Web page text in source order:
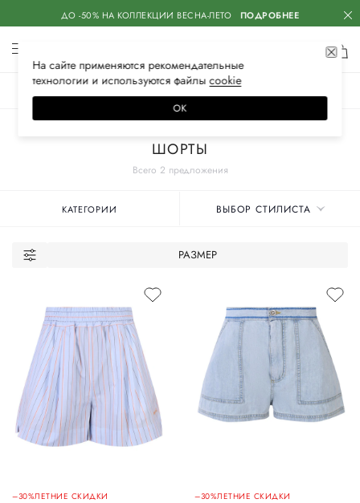
ДО -50% НА КОЛЛЕКЦИИ ВЕСНА-ЛЕТО ПОДРОБНЕЕ
Всего 2 предложения
ШОРТЫ
КАТЕГОРИИ ВЫБОР СТИЛИСТА
РАЗМЕР
–30%ЛЕТНИЕ СКИДКИ –30%ЛЕТНИЕ СКИДКИ
На сайте применяются рекомендательные
технологии и используются файлысооkiе
ОК